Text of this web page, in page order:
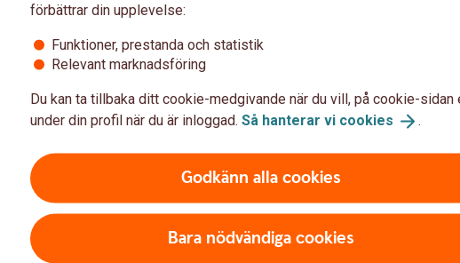
på internet, inte följer de nya reglerna kan ett
ditt kort. Om du handlar på Internet se till att du har
öppet för internetköp när du handlar på internet.
under Kort.
förbättrar din upplevelse:
Funktioner, prestanda och statistik
Relevant marknadsföring
Du kan ta tillbaka ditt cookie-medgivande när du vill, på cookie-sidan
under din profil när du är inloggad. Så hanterar vi cookies .
Godkänn alla cookies
Bara nödvändiga cookies